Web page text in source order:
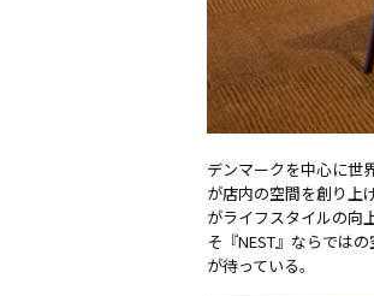
デンマークを中心に世
が店内の空間を創り上
がライフスタイルの向
そ『NEST』ならでは
が待っている。